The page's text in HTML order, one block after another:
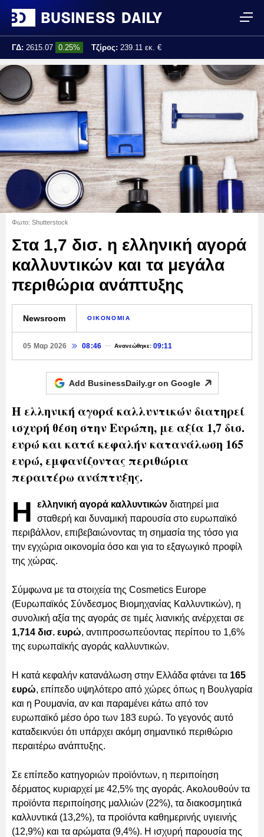
ΓΔ: 2615.07 0.25% Τζίρος: 239.11 εκ. €
Τελ. ενημέρωση: 17:25:01
Φωτο: Shutterstock
Στα 1,7 δισ. η ελληνική αγορά
καλλυντικών και τα μεγάλα
περιθώρια ανάπτυξης
Newsroom ΟΙΚΟΝΟΜΙΑ
05 Μαρ 2026 08:46 Ανανεώθηκε: 09:11
Add BusinessDaily.gr on Google
Η ελληνική αγορά καλλυντικών διατηρεί
ισχυρή θέση στην Ευρώπη, με αξία 1,7 δισ.
ευρώ και κατά κεφαλήν κατανάλωση 165
ευρώ, εμφανίζοντας περιθώρια
περαιτέρω ανάπτυξης.
Η ελληνική αγορά καλλυντικών διατηρεί μια
σταθερή και δυναμική παρουσία στο ευρωπαϊκό
περιβάλλον, επιβεβαιώνοντας τη σημασία της τόσο για
την εγχώρια οικονομία όσο και για το εξαγωγικό προφίλ
της χώρας.
Σύμφωνα με τα στοιχεία της Cosmetics Europe
(Ευρωπαϊκός Σύνδεσμος Βιομηχανίας Καλλυντικών), η
συνολική αξία της αγοράς σε τιμές λιανικής ανέρχεται σε
1,714 δισ. ευρώ, αντιπροσωπεύοντας περίπου το 1,6%
της ευρωπαϊκής αγοράς καλλυντικών.
Η κατά κεφαλήν κατανάλωση στην Ελλάδα φτάνει τα 165
ευρώ, επίπεδο υψηλότερο από χώρες όπως η Βουλγαρία
και η Ρουμανία, αν και παραμένει κάτω από τον
ευρωπαϊκό μέσο όρο των 183 ευρώ. Το γεγονός αυτό
καταδεικνύει ότι υπάρχει ακόμη σημαντικό περιθώριο
περαιτέρω ανάπτυξης.
Σε επίπεδο κατηγοριών προϊόντων, η περιποίηση
δέρματος κυριαρχεί με 42,5% της αγοράς. Ακολουθούν τα
προϊόντα περιποίησης μαλλιών (22%), τα διακοσμητικά
καλλυντικά (13,2%), τα προϊόντα καθημερινής υγιεινής
(12,9%) και τα αρώματα (9,4%). Η ισχυρή παρουσία της